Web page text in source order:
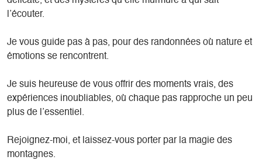
l’écouter.
Je vous guide pas à pas, pour des randonnées où nature et
émotions se rencontrent.
Je suis heureuse de vous offrir des moments vrais, des
expériences inoubliables, où chaque pas rapproche un peu
plus de l’essentiel.
Rejoignez-moi, et laissez-vous porter par la magie des
montagnes.